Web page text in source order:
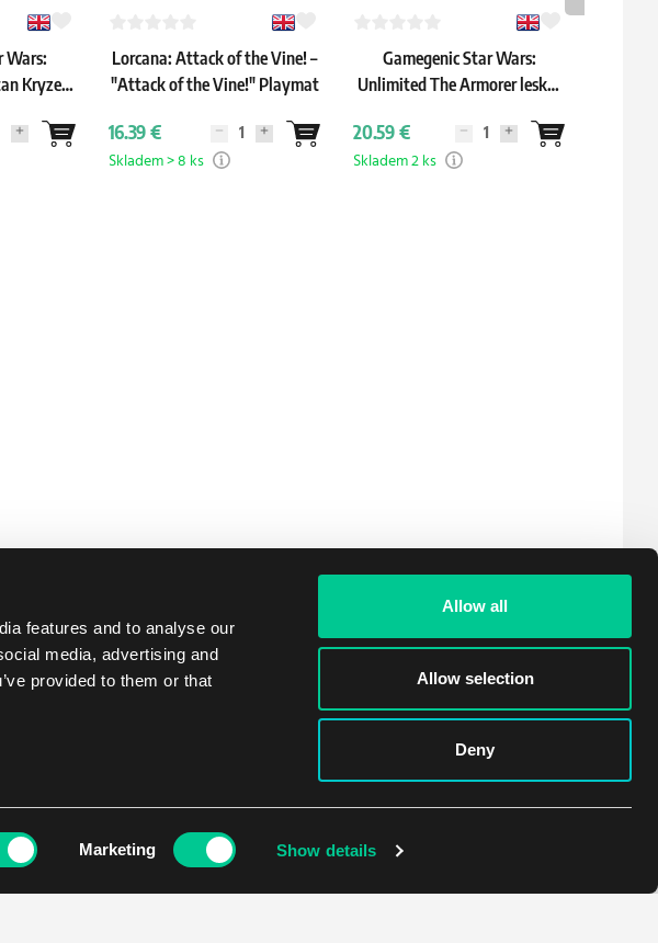
features and to analyse our
media, advertising and
provided to them or that
Marketing Show details
Allow all
Allow selection
Deny
Wars:
Kryze
Lorcana: Attack of the Vine! –
"Attack of the Vine!" Playmat
16.39 €
Skladem > 8 ks
Gamegenic Star Wars:
Unlimited The Armorer lesklý
20.59 €
Skladem 2 ks